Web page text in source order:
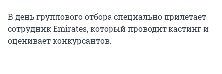
В день группового отбора специально прилетает
сотрудник Emirates, который проводит кастинг и
оценивает конкурсантов.